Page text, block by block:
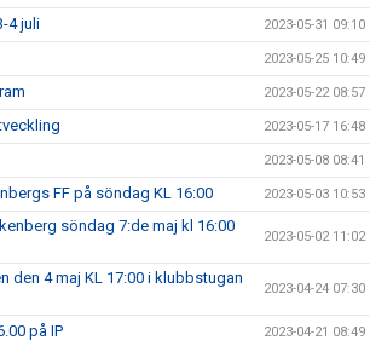
4 juli 2023-05-31 09:10
2023-05-25 10:49
2023-05-22 08:57
2023-05-17 16:48
2023-05-08 08:41
FF på söndag KL 16:00 2023-05-03 10:53
söndag 7:de maj kl 16:00
2023-05-02 11:02
den 4 maj KL 17:00 i klubbstugan
2023-04-24 07:30
på IP 2023-04-21 08:49